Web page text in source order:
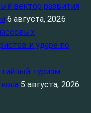
вектор развития
6 августа, 2026
и ударе по
туризм
5 августа, 2026